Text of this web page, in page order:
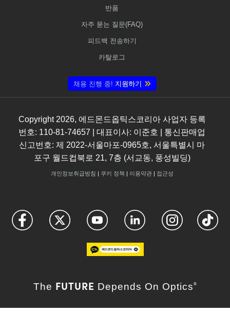
반품
자주 묻는 질문(FAQ)
피드백 전송하기
카탈로그
채용 진행 중! 지원하기
Copyright 2026, 에드몬드옵틱스코리아 사업자 등록
번호: 110-81-74657 | 대표이사: 이준호 | 통신판매업
신고번호: 제 2022-서울마포-0965호, 서울특별시 마
포구 월드컵북로 21, 7층 (서교동, 풍성빌딩)
개인정보취급방침 쿠키 정책 이용약관| 접근성
The FUTURE Depends On Optics ®